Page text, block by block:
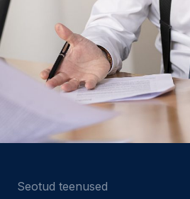
Seotud teenused